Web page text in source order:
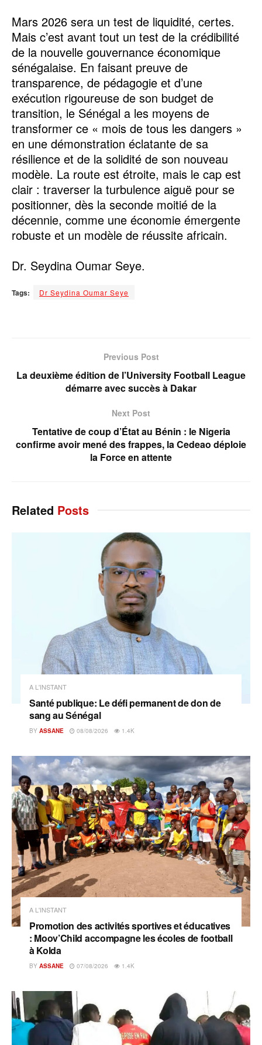
Mars 2026 sera un test de liquidité, certes.
Mais c’est avant tout un test de la crédibilité
de la nouvelle gouvernance économique
sénégalaise. En faisant preuve de
transparence, de pédagogie et d’une
exécution rigoureuse de son budget de
transition, le Sénégal a les moyens de
transformer ce « mois de tous les dangers »
en une démonstration éclatante de sa
résilience et de la solidité de son nouveau
modèle. La route est étroite, mais le cap est
clair : traverser la turbulence aiguë pour se
positionner, dès la seconde moitié de la
décennie, comme une économie émergente
robuste et un modèle de réussite africain.
Dr. Seydina Oumar Seye.
Tags: Dr Seydina Oumar Seye
Previous Post
‎La deuxième édition de l’University Football League
démarre avec succès à Dakar
Next Post
Tentative de coup d’État au Bénin : le Nigeria
confirme avoir mené des frappes, la Cedeao déploie
la Force en attente
Related Posts
A L'INSTANT
Santé publique: Le défi permanent de don de
sang au Sénégal
BY ASSANE 08/08/2026 1.4K
A L'INSTANT
Promotion des activités sportives et éducatives
: Moov’Child accompagne les écoles de football
à Kolda
BY ASSANE 07/08/2026 1.4K